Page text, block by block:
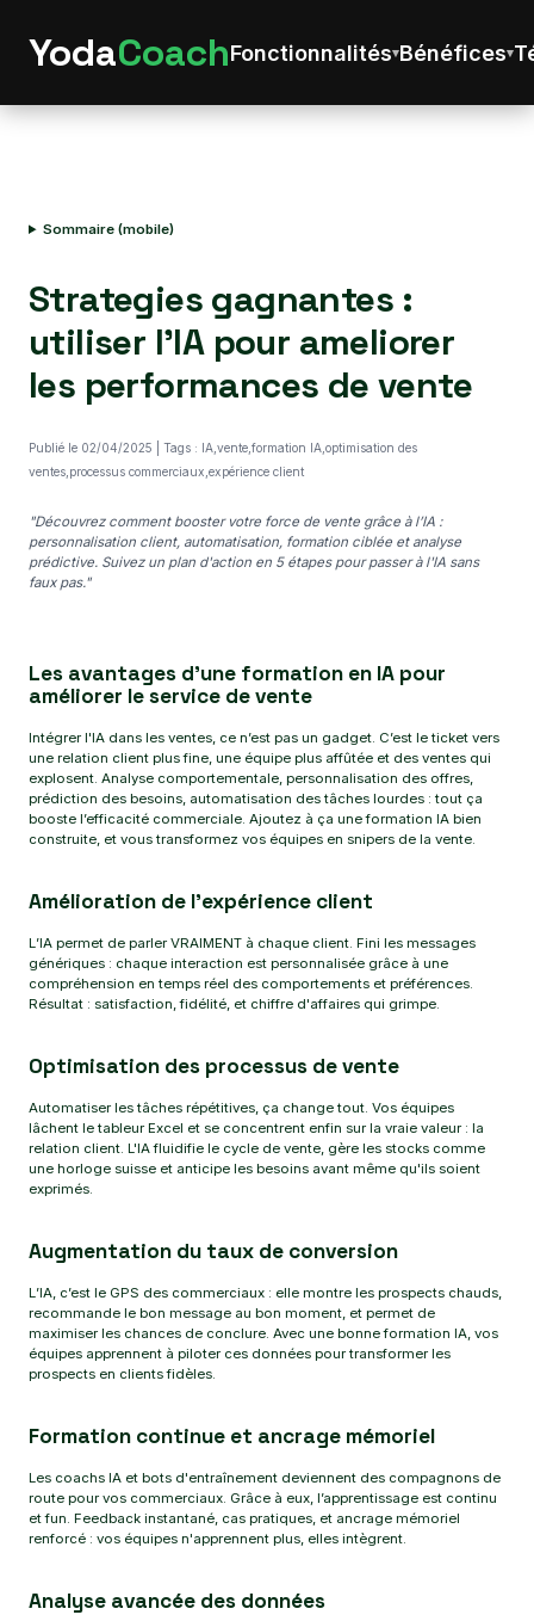
YodaCoachFonctionnalités Bénéfices
Sommaire (mobile)
Strategies gagnantes :
utiliser l'IA pour ameliorer
les performances de vente
Publié le 02/04/2025 | Tags : IA,vente,formation IA,optimisation des
ventes,processus commerciaux,expérience client
"Découvrez comment booster votre force de vente grâce à l’IA :
personnalisation client, automatisation, formation ciblée et analyse
prédictive. Suivez un plan d'action en 5 étapes pour passer à l'IA sans
faux pas."
Les avantages d’une formation en IA pour
améliorer le service de vente
Intégrer l'IA dans les ventes, ce n’est pas un gadget. C’est le ticket vers
une relation client plus fine, une équipe plus affûtée et des ventes qui
explosent. Analyse comportementale, personnalisation des offres,
prédiction des besoins, automatisation des tâches lourdes : tout ça
booste l’efficacité commerciale. Ajoutez à ça une formation IA bien
construite, et vous transformez vos équipes en snipers de la vente.
Amélioration de l’expérience client
L’IA permet de parler VRAIMENT à chaque client. Fini les messages
génériques : chaque interaction est personnalisée grâce à une
compréhension en temps réel des comportements et préférences.
Résultat : satisfaction, fidélité, et chiffre d'affaires qui grimpe.
Optimisation des processus de vente
Automatiser les tâches répétitives, ça change tout. Vos équipes
lâchent le tableur Excel et se concentrent enfin sur la vraie valeur : la
relation client. L'IA fluidifie le cycle de vente, gère les stocks comme
une horloge suisse et anticipe les besoins avant même qu'ils soient
exprimés.
Augmentation du taux de conversion
L’IA, c’est le GPS des commerciaux : elle montre les prospects chauds,
recommande le bon message au bon moment, et permet de
maximiser les chances de conclure. Avec une bonne formation IA, vos
équipes apprennent à piloter ces données pour transformer les
prospects en clients fidèles.
Formation continue et ancrage mémoriel
Les coachs IA et bots d'entraînement deviennent des compagnons de
route pour vos commerciaux. Grâce à eux, l’apprentissage est continu
et fun. Feedback instantané, cas pratiques, et ancrage mémoriel
renforcé : vos équipes n'apprennent plus, elles intègrent.
Analyse avancée des données